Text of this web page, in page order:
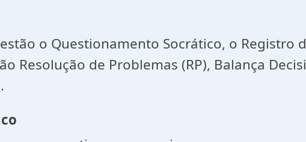
o Questionamento Socrático, o Registro
Resolução de Problemas (RP), Balança